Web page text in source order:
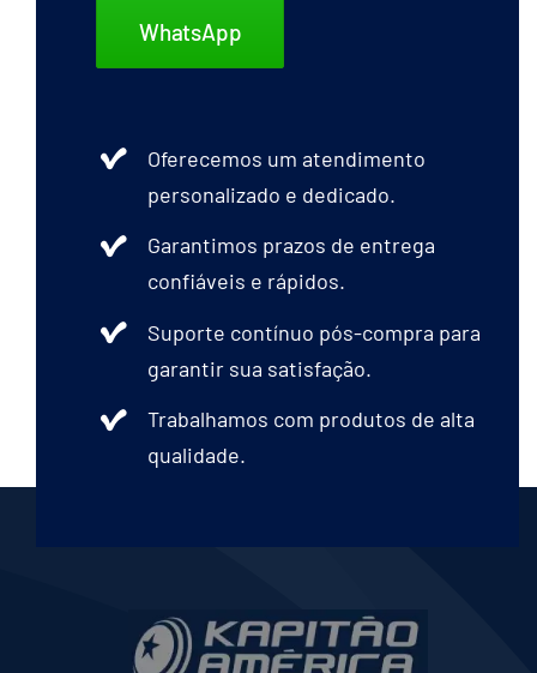
WhatsApp
Oferecemos um atendimento
personalizado e dedicado.
Garantimos prazos de entrega
confiáveis e rápidos.
Suporte contínuo pós-compra para
garantir sua satisfação.
Trabalhamos com produtos de alta
qualidade.